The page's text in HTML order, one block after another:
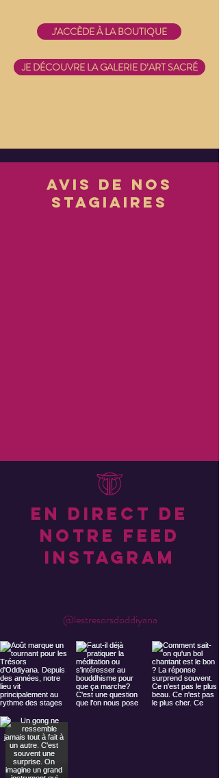
J'ACCÈDE À LA BOUTIQUE
JE DÉCOUVRE LA GALERIE D’ART SACRÉ
Avis de nos
stagiaires
En direct de
notre feed
instagram
@lestresorsdoddiyana